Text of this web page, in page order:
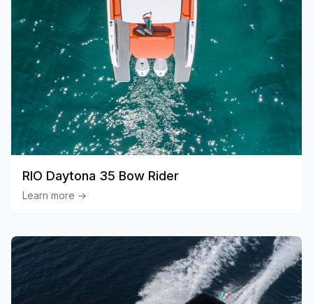
RIO Daytona 35 Bow Rider
Learn more →